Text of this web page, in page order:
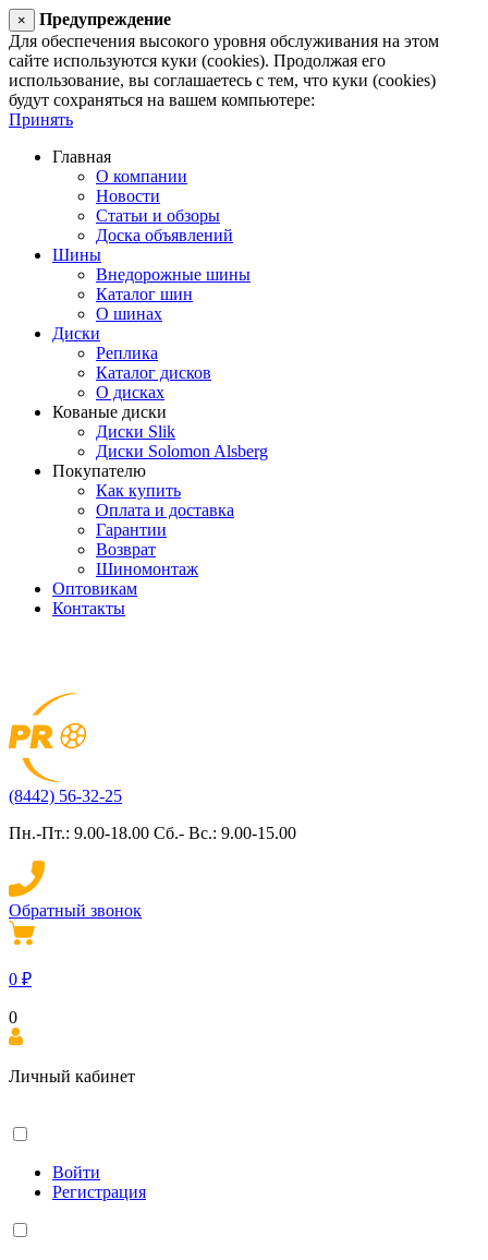
×
Предупреждение
Для обеспечения высокого уровня обслуживания на этом
сайте используются куки (cookies). Продолжая его
использование, вы соглашаетесь с тем, что куки (cookies)
будут сохраняться на вашем компьютере:
Принять
Главная
О компании
Новости
Статьи и обзоры
Доска объявлений
Шины
Внедорожные шины
Каталог шин
О шинах
Диски
Реплика
Каталог дисков
О дисках
Кованые диски
Диски Slik
Диски Solomon Alsberg
Покупателю
Как купить
Оплата и доставка
Гарантии
Возврат
Шиномонтаж
Оптовикам
Контакты
(8442) 56-32-25
Пн.-Пт.: 9.00-18.00 Сб.- Вс.: 9.00-15.00
Обратный звонок
0 ₽
0
Личный кабинет
Войти
Регистрация